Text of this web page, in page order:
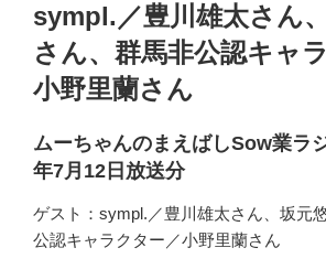
sympl.／豊川雄太さん
さん、群馬非公認キャ
小野里蘭さん
ムーちゃんのまえばしSow業
年7月12日放送分
ゲスト：sympl.／豊川雄太さん、坂元
公認キャラクター／小野里蘭さん